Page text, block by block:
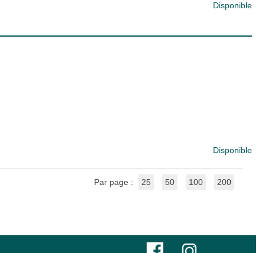
Disponible
Disponible
Par page : 25 50 100 200